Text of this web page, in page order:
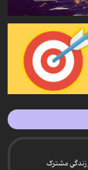
زندگی مشترک